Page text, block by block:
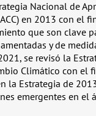
Nacional de
en 2013 con el
que son clave
y de
se revisó la
Climático con el
la Estrategia de
emergentes en el